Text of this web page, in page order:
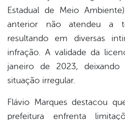
Estadual de Meio
anterior não atendeu a
resultando em diversas
infração. A validade da
janeiro de 2023,
situação irregular.
Flávio Marques destacou
prefeitura enfrenta